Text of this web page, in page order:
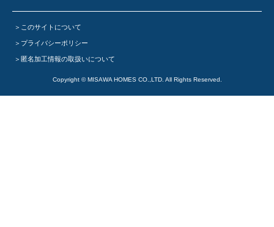
このサイトについて
プライバシーポリシー
匿名加工情報の取扱いについて
Copyright © MISAWA HOMES CO.,LTD. All Rights Reserved.